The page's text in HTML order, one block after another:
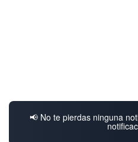
📢 No te pierdas ninguna